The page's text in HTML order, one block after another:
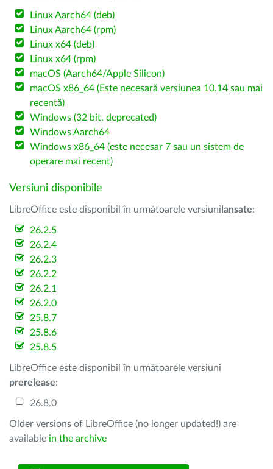
Linux Aarch64 (deb)
Linux Aarch64 (rpm)
Linux x64 (deb)
Linux x64 (rpm)
macOS (Aarch64/Apple Silicon)
macOS x86_64 (Este necesară versiunea 10.14 sau mai
recentă)
Windows (32 bit, deprecated)
Windows Aarch64
Windows x86_64 (este necesar 7 sau un sistem de
operare mai recent)
Versiuni disponibile
LibreOffice este disponibil în următoarele versiuni lansate:
26.2.5
26.2.4
26.2.3
26.2.2
26.2.1
26.2.0
25.8.7
25.8.6
25.8.5
LibreOffice este disponibil în următoarele versiuni
prerelease:
26.8.0
Older versions of LibreOffice (no longer updated!) are
available in the archive